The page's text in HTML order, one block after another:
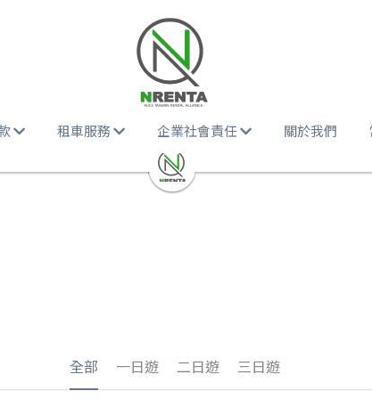
租車服務 企業社會責任 關於我們
全部 一日遊 二日遊 三日遊